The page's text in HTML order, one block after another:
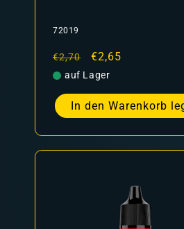
72019
Normaler
Preis
€2,70 Verkaufspreis
€2,65
auf Lager
In den Warenkorb